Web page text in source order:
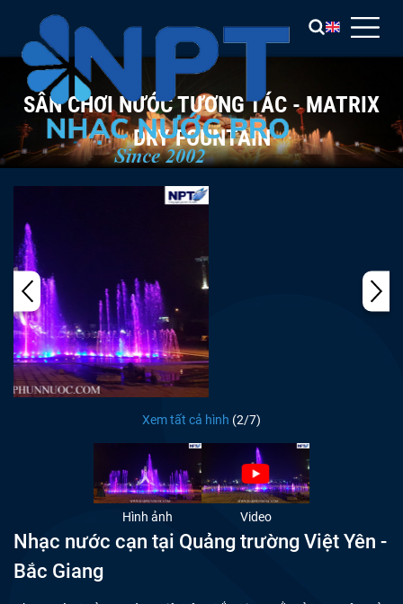
SÂN CHƠI NƯỚC TƯƠNG TÁC - MATRIX
DRY FOUNTAIN
Xem tất cả hình (2/7)
Hình ảnh Video
Nhạc nước cạn tại Quảng trường Việt Yên -
Bắc Giang